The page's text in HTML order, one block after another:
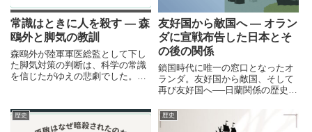
常識はときに人を殺す ― 森
鴎外と脚気の教訓
森鴎外が陸軍軍医総監として下し
た脚気対策の判断は、科学の常識
を信じたがゆえの悲劇でした。歴
友好国から敵国へ ― オラン
ダに宣戦布告した日本とそ
の後の関係
鎖国時代に唯一の窓口となったオ
ランダ。友好国から敵国、そして
再び友好国へ──日蘭関係の歴史を
歴史 歴史